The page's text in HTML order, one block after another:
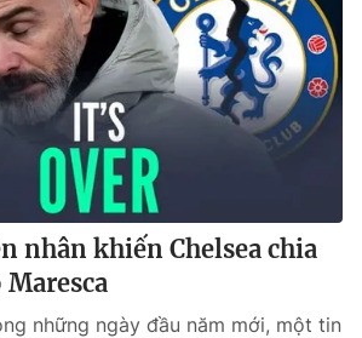
nhân khiến Chelsea chia
những ngày đầu năm mới, một tin